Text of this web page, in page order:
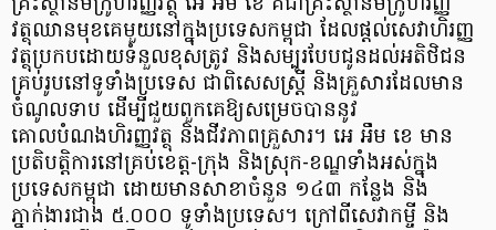
វត្ថុឈានមុខគេមួយនៅក្នុងប្រទេសកម្ពុជា ដែលផ្តល់សេវាហិរញ្ញ
វត្ថុប្រកបដោយទំនួលខុសត្រូវ និងសម្បូរបែបជូនដល់អតិថិជន
គ្រប់រូបនៅទូទាំងប្រទេស ជាពិសេសស្ត្រី និងគ្រួសារដែលមាន
ចំណូលទាប ដើម្បីជួយពួកគេឱ្យសម្រេចបាននូវ
គោលបំណងហិរញ្ញវត្ថុ និងជីវភាពគ្រួសារ។ អេ អឹម ខេ មាន
ប្រតិបត្តិការនៅគ្រប់ខេត្ត-ក្រុង និងស្រុក-ខណ្ឌទាំងអស់ក្នុង
ប្រទេសកម្ពុជា ដោយមានសាខាចំនួន ១៤៣ កន្លែង និង
ភ្នាក់ងារជាង ៥.០០០ ទូទាំងប្រទេស។ ក្រៅពីសេវាកម្ចី និង